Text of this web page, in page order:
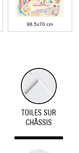
98,5x70 cm
TOILES SUR
CHÂSSIS